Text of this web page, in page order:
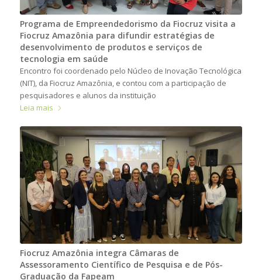
Programa de Empreendedorismo da Fiocruz visita a
Fiocruz Amazônia para difundir estratégias de
desenvolvimento de produtos e serviços de
tecnologia em saúde
Encontro foi coordenado pelo Núcleo de Inovação Tecnológica
(NIT), da Fiocruz Amazônia, e contou com a participação de
pesquisadores e alunos da instituição
Leia mais
Fiocruz Amazônia integra Câmaras de
Assessoramento Científico de Pesquisa e de Pós-
Graduação da Fapeam